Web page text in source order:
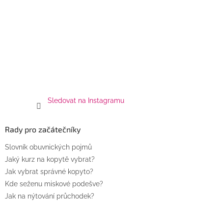
Sledovat na Instagramu
Rady pro začátečníky
Slovník obuvnických pojmů
Jaký kurz na kopytě vybrat?
Jak vybrat správné kopyto?
Kde seženu miskové podešve?
Jak na nýtování průchodek?